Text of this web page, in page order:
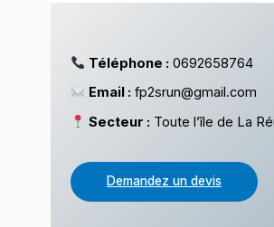
Téléphone : 0692658764
Email : fp2srun@gmail.com
Secteur : Toute l’île de La
Demandez un devis